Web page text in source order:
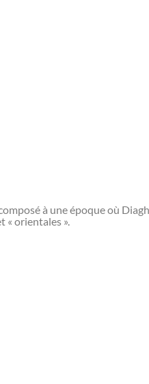
à une époque où
orientales ».